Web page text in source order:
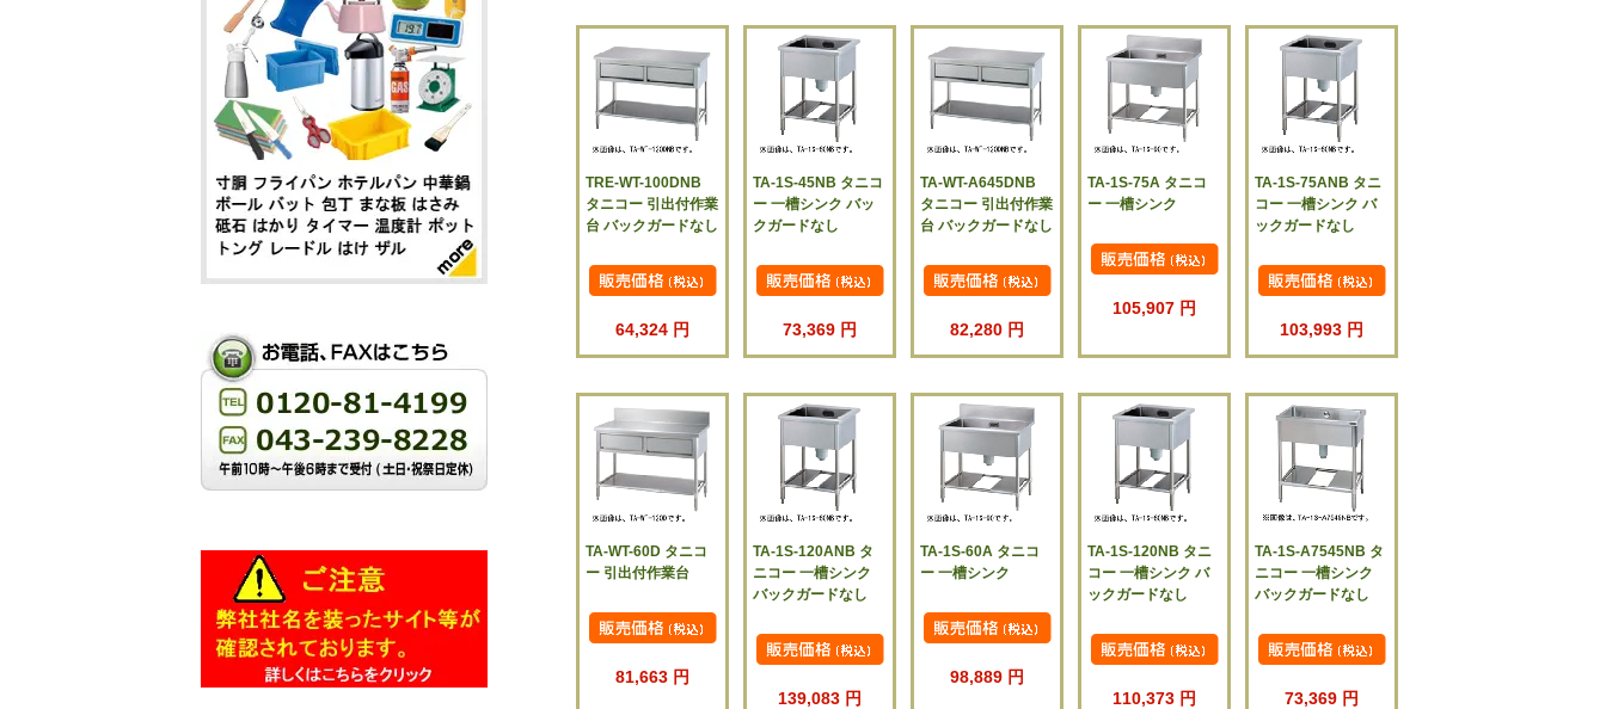
TRE-WT-100DNB
タニコー 引出付作業
台 バックガードなし
64,324 円
TA-1S-45NB タニコ
ー 一槽シンク バッ
クガードなし
73,369 円
TA-WT-A645DNB
タニコー 引出付作業
台 バックガードなし
82,280 円
TA-1S-75A タニコ
ー 一槽シンク
105,907 円
TA-1S-75ANB タニ
コー 一槽シンク バ
ックガードなし
103,993 円
TA-WT-60D タニコ
ー 引出付作業台
81,663 円
TA-1S-120ANB タ
ニコー 一槽シンク
バックガードなし
139,083 円
TA-1S-60A タニコ
ー 一槽シンク
98,889 円
TA-1S-120NB タニ
コー 一槽シンク バ
ックガードなし
110,373 円
TA-1S-A7545NB タ
ニコー 一槽シンク
バックガードなし
73,369 円